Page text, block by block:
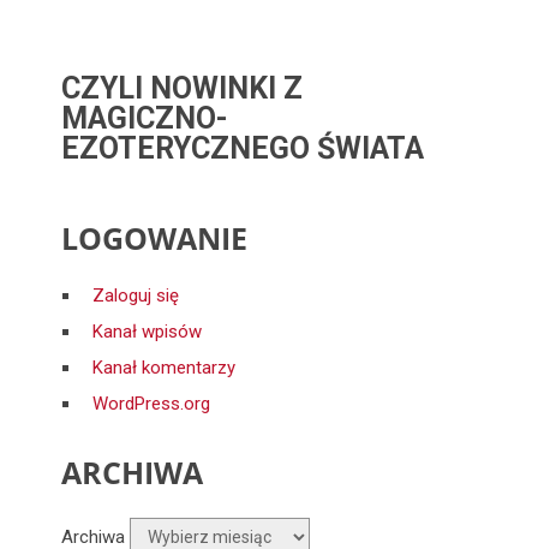
CZYLI NOWINKI Z
MAGICZNO-
EZOTERYCZNEGO ŚWIATA
LOGOWANIE
Zaloguj się
Kanał wpisów
Kanał komentarzy
WordPress.org
ARCHIWA
Archiwa